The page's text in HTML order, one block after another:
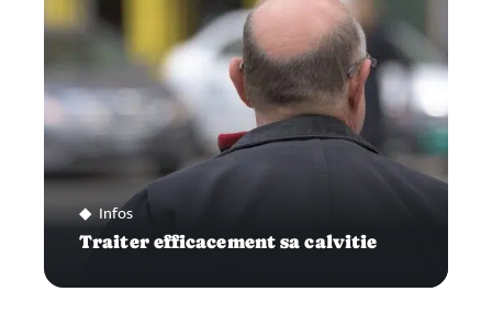
Infos
Traiter efficacement sa calvitie